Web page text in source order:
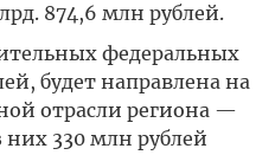
874,6 млн рублей.
федеральных
будет направлена на
отрасли региона —
них 330 млн рублей